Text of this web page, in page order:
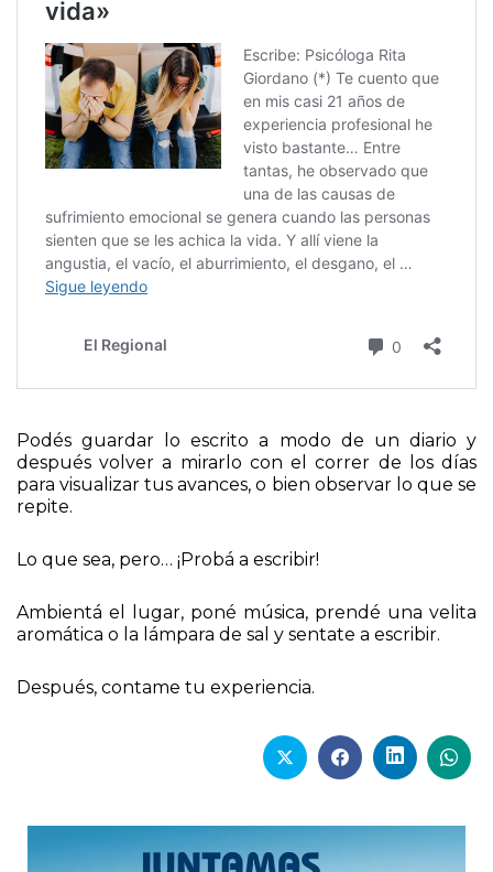
Podés guardar lo escrito a modo de un diario y
después volver a mirarlo con el correr de los días
para visualizar tus avances, o bien observar lo que se
repite.
Lo que sea, pero… ¡Probá a escribir!
Ambientá el lugar, poné música, prendé una velita
aromática o la lámpara de sal y sentate a escribir.
Después, contame tu experiencia.